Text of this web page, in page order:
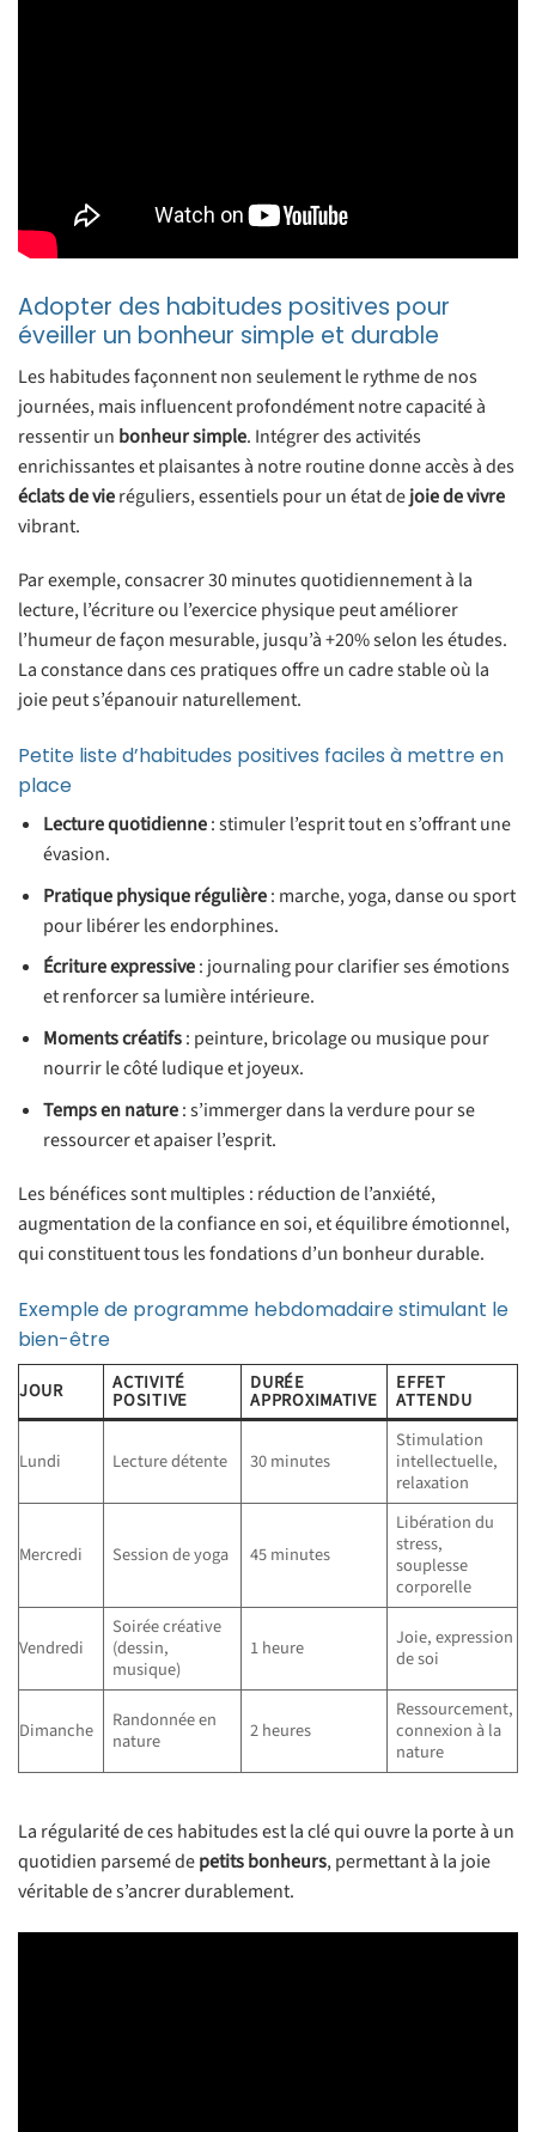
Adopter des habitudes positives pour
éveiller un bonheur simple et durable
Les habitudes façonnent non seulement le rythme de nos
journées, mais influencent profondément notre capacité à
ressentir un bonheur simple. Intégrer des activités
enrichissantes et plaisantes à notre routine donne accès à des
éclats de vieréguliers, essentiels pour un état dejoie de vivre
vibrant.
Par exemple, consacrer 30 minutes quotidiennement à la
lecture, l’écriture ou l’exercice physique peut améliorer
l’humeur de façon mesurable, jusqu’à +20% selon les études.
La constance dans ces pratiques offre un cadre stable où la
joie peut s’épanouir naturellement.
Petite liste d’habitudes positives faciles à mettre en
place
Lecture quotidienne: stimuler l’esprit tout en s’offrant une
évasion.
Pratique physique régulière: marche, yoga, danse ou sport
pour libérer les endorphines.
Écriture expressive: journaling pour clarifier ses émotions
et renforcer sa lumière intérieure.
Moments créatifs: peinture, bricolage ou musique pour
nourrir le côté ludique et joyeux.
Temps en nature: s’immerger dans la verdure pour se
ressourcer et apaiser l’esprit.
Les bénéfices sont multiples : réduction de l’anxiété,
augmentation de la confiance en soi, et équilibre émotionnel,
qui constituent tous les fondations d’un bonheur durable.
Exemple de programme hebdomadaire stimulant le
bien-être
JOUR ACTIVITÉ
POSITIVE
DURÉE
APPROXIMATIVE
EFFET
ATTENDU
Lundi Lecture détente 30 minutes
Stimulation
intellectuelle,
relaxation
Mercredi Session de yoga 45 minutes
Libération du
stress,
souplesse
corporelle
Vendredi
Soirée créative
(dessin,
musique)
1 heure
Joie, expression
de soi
Dimanche
Randonnée en
nature
2 heures
Ressourcement,
connexion à la
nature
La régularité de ces habitudes est la clé qui ouvre la porte à un
quotidien parsemé depetits bonheurs, permettant à la joie
véritable de s’ancrer durablement.